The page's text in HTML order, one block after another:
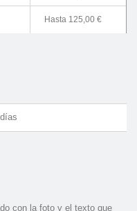
Hasta 125,00 €
con la foto y el texto que